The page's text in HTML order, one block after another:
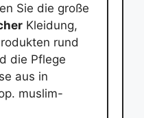
Sie die große
Kleidung,
rund
die Pflege
aus in
muslim-